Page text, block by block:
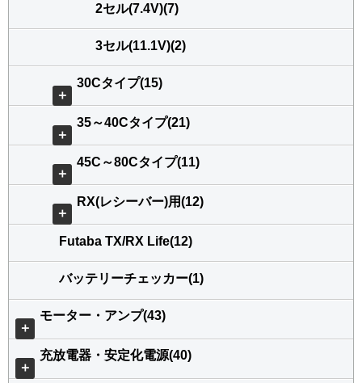
2セル(7.4V)(7)
3セル(11.1V)(2)
＋
30Cタイプ(15)
＋
35～40Cタイプ(21)
＋
45C～80Cタイプ(11)
＋
RX(レシーバー)用(12)
Futaba TX/RX Life(12)
バッテリーチェッカー(1)
＋
モーター・アンプ(43)
＋
充放電器・安定化電源(40)